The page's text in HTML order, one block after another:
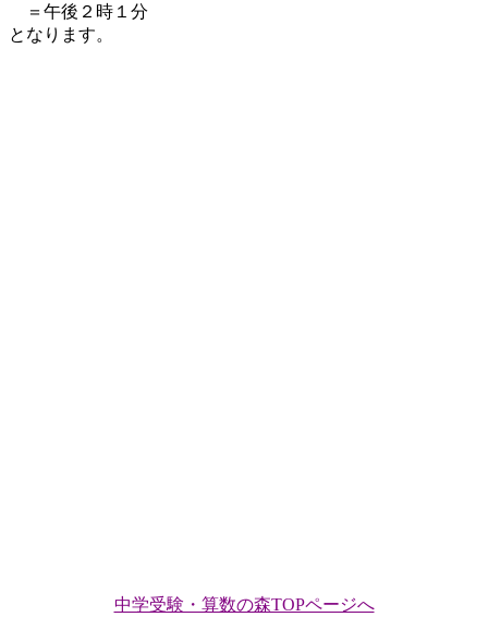
＝午後２時１分
となります。
中学受験・算数の森TOPページへ